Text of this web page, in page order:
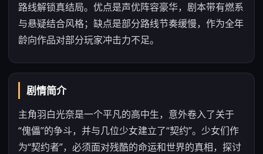
路线解锁真结局。优点是声优阵容豪华，剧本带有燃系
与悬疑结合风格；缺点是部分路线节奏缓慢，作为全年
龄向作品对部分玩家冲击力不足。
剧情简介
主角羽白光奈是一个平凡的高中生，意外卷入了关于
“傀儡”的争斗，并与几位少女建立了“契约”。少女们作
为“契约者”，必须面对残酷的命运和世界的真相，探讨